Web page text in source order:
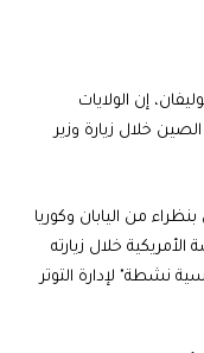
إن الولايات
خلال زيارة وزير
من اليابان وكوريا
خلال زيارته
نشطة" لإدارة التوتر